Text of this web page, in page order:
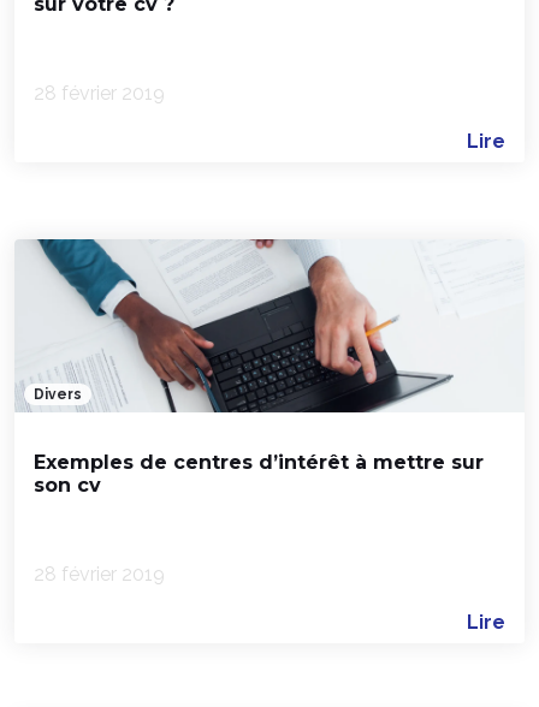
28 février 2019
Lire
Divers
Exemples de centres d’intérêt à mettre sur
son cv
28 février 2019
Lire